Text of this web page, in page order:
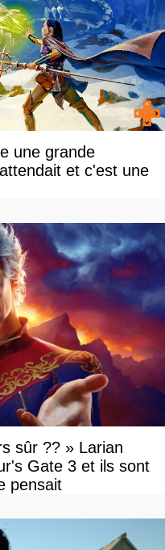
une grande
et c'est une
sûr ?? » Larian
Gate 3 et ils sont
pensait